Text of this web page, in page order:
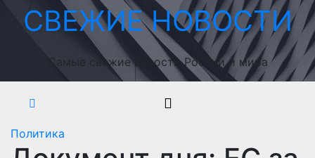
ПерейтиСВЕЖИЕ НОВОСТИ
Самые свежие новости России и мира
Политика